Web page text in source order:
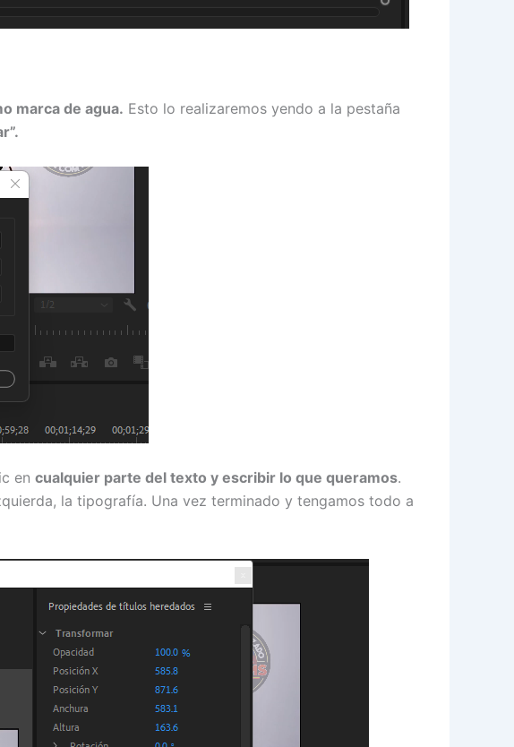
marca de agua. Esto lo realizaremos yendo a la pestaña
en cualquier parte del texto y escribir lo que queramos.
la tipografía. Una vez terminado y tengamos todo a